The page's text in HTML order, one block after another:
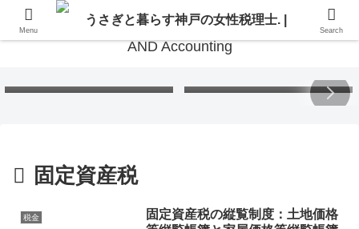
固定資産税
税金
固定資産税の縦覧制度：土地価格
Menu Search